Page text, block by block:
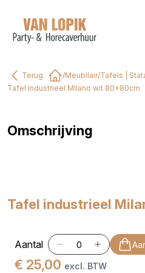
Terug
Home
/Meubilair/Tafels |
Tafel industrieel Milano wit 80x80cm
Omschrijving
Tafel industrieel
Aantal
€ 25,00 excl. BTW